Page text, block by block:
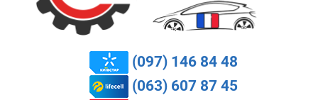
(097) 146 84 48
(063) 607 87 45